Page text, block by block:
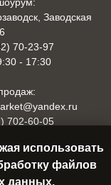
Заводская
70-23-97
- 17:30
702-60-05
- 18:00
использовать
файлов
данных.